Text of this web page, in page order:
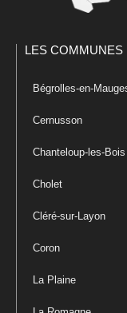
LES COMMUNES
Bégrolles-en-
Cernusson
Chanteloup-les-Bois
Cholet
Cléré-sur-Layon
Coron
La Plaine